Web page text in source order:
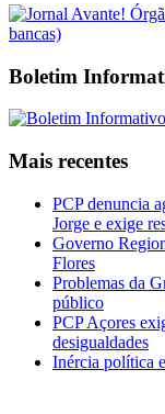
Boletim
Mais recentes
PCP denuncia
Jorge e exige
Governo
Flores
Problemas da
público
PCP Açores
desigualdades
Inércia política